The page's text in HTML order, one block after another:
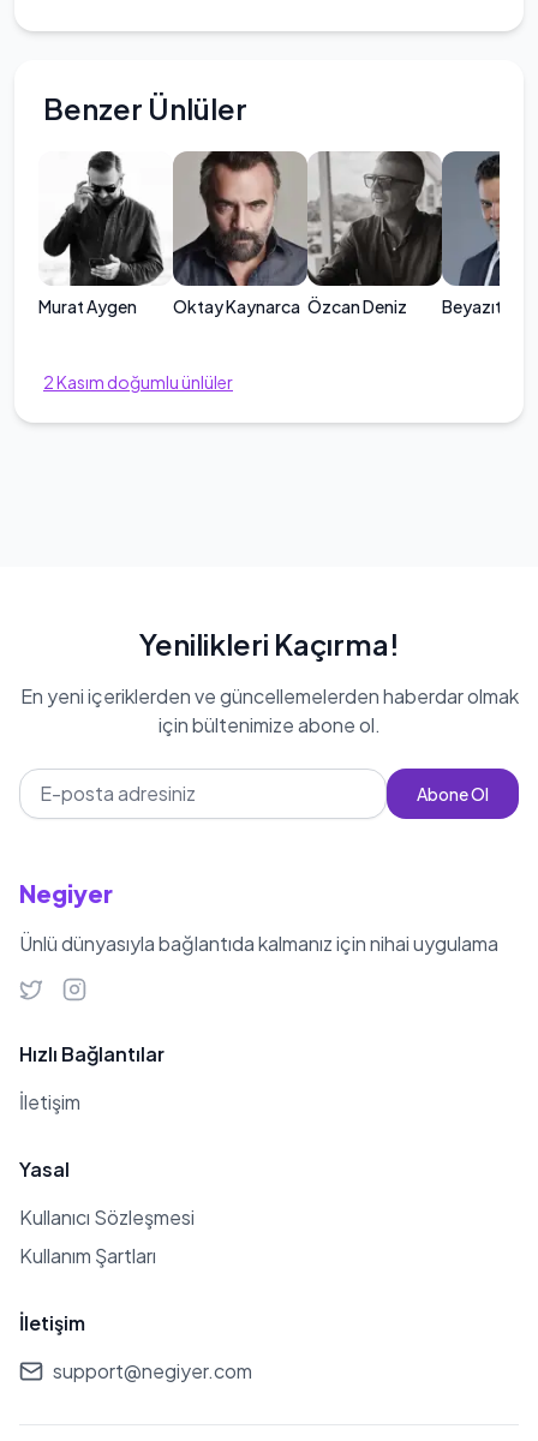
Benzer Ünlüler
Murat Aygen Oktay Kaynarca Özcan Deniz Beyazıt
2Kasım doğumlu ünlüler
Yenilikleri Kaçırma!
En yeni içeriklerden ve güncellemelerden haberdar olmak
için bültenimize abone ol.
Abone Ol
Negiyer
Ünlü dünyasıyla bağlantıda kalmanız için nihai uygulama
Hızlı Bağlantılar
İletişim
Yasal
Kullanıcı Sözleşmesi
Kullanım Şartları
İletişim
support@negiyer.com